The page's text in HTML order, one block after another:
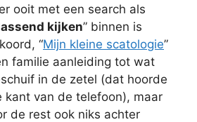
ooit met een search als
kijken” binnen is
“Mijn kleine scatologie”
familie aanleiding tot wat
in de zetel (dat hoorde
kant van de telefoon), maar
de rest ook niks achter